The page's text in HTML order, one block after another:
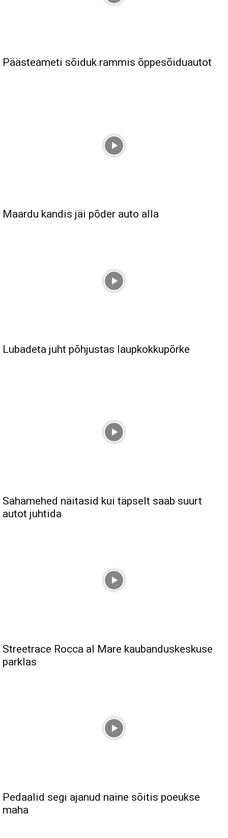
Päästeameti sõiduk rammis õppesõiduautot
Maardu kandis jäi põder auto alla
Lubadeta juht põhjustas laupkokkupõrke
Sahamehed näitasid kui täpselt saab suurt
autot juhtida
Streetrace Rocca al Mare kaubanduskeskuse
parklas
Pedaalid segi ajanud naine sõitis poeukse
maha